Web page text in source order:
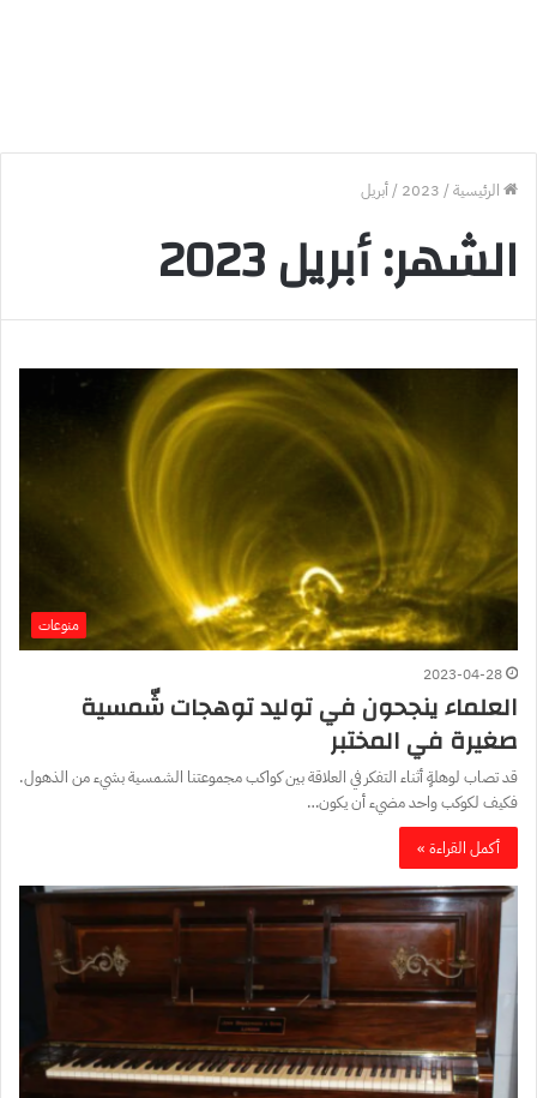
الرئيسية/
2023
/أبريل
الشهر:أبريل 2023
منوعات
2023-04-28
العلماء ينجحون في توليد توهجات شّمسية
صغيرة في المختبر
قد تصاب لوهلةٍ أثناء التفكر في العلاقة بين كواكب مجموعتنا الشمسية بشيء من الذهول.
فكيف لكوكب واحد مضيء أن يكون…
أكمل القراءة »